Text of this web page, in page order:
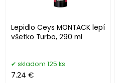
Lepidlo Ceys MONTACK lepí
všetko Turbo, 290 ml
skladom 125 ks
7.24 €